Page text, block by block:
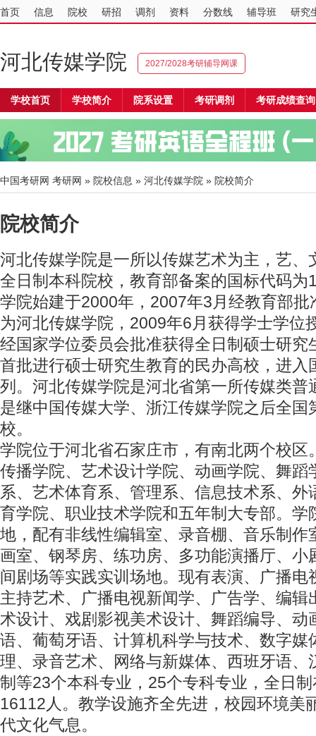
首页 信息 院校 研招 调剂 资料 分数线 辅导班 研究
河北传媒学院 2027/2028考研辅导网课
学校首页 学校简介 院系设置 考研调剂 考研成绩查询
中国考研网 考研网 » 院校信息 » 河北传媒学院 » 院校简介
院校简介
河北传媒学院是一所以传媒艺术为主，艺、
全日制本科院校，教育部备案的国标代码为
学院始建于2000年，2007年3月经教育部
为河北传媒学院，2009年6月获得学士学位
经国家学位委员会批准获得全日制硕士研究
首批进行硕士研究生教育的民办高校，进入
列。河北传媒学院是河北省第一所传媒类普
是继中国传媒大学、浙江传媒学院之后全国
校。
学院位于河北省石家庄市，有南北两个校区
传播学院、艺术设计学院、动画学院、舞蹈
系、艺术体育系、管理系、信息技术系、外
育学院、职业技术学院和五年制大专部。学
地，配有非线性编辑室、录音棚、音乐制作
画室、钢琴房、练功房、多功能演播厅、小
间剧场等实践实训场地。现有表演、广播电
主持艺术、广播电视新闻学、广告学、编辑
术设计、戏剧影视美术设计、舞蹈编导、动
语、葡萄牙语、计算机科学与技术、数字媒
理、录音艺术、网络与新媒体、西班牙语、
制等23个本科专业，25个专科专业，全日
16112人。教学设施齐全先进，校园环境美
代文化气息。